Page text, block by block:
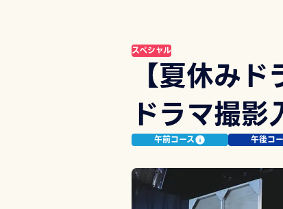
スペシャル
【夏休み
ドラマ撮影
午前コース 午後コ